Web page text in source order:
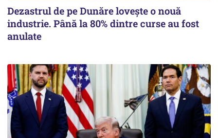
Dezastrul de pe Dunăre lovește o nouă
industrie. Până la 80% dintre curse au fost
anulate